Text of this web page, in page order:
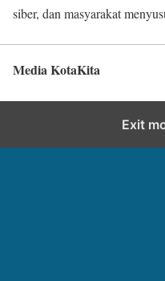
siber, dan masyarakat
Media KotaKita
Exit